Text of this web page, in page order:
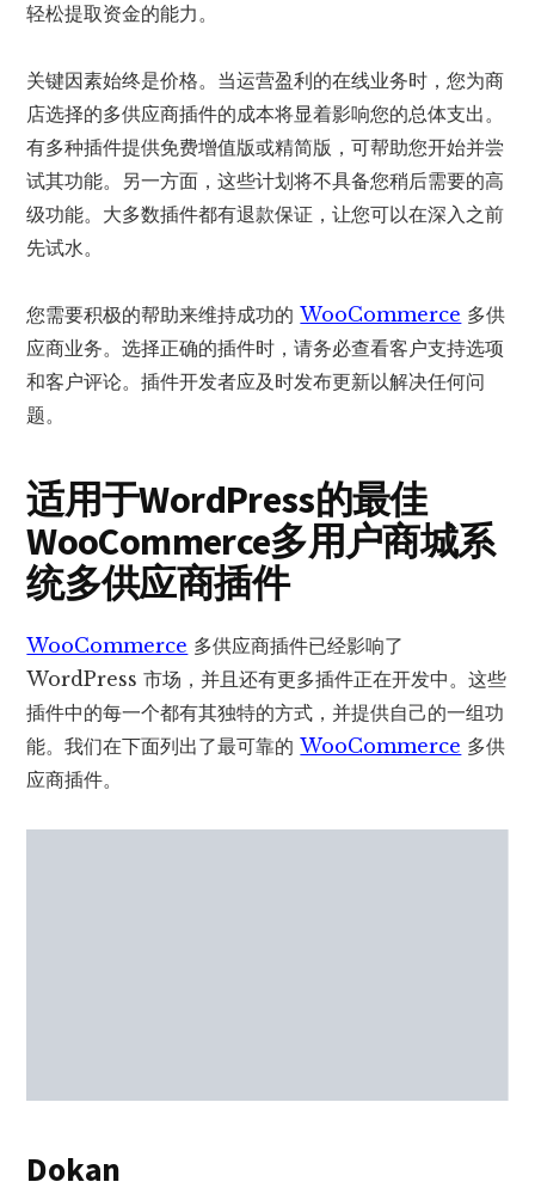
轻松提取资金的能力。
关键因素始终是价格。当运营盈利的在线业务时，您为商
店选择的多供应商插件的成本将显着影响您的总体支出。
有多种插件提供免费增值版或精简版，可帮助您开始并尝
试其功能。另一方面，这些计划将不具备您稍后需要的高
级功能。大多数插件都有退款保证，让您可以在深入之前
先试水。
您需要积极的帮助来维持成功的WooCommerce 多供
应商业务。选择正确的插件时，请务必查看客户支持选项
和客户评论。插件开发者应及时发布更新以解决任何问
题。
适用于WordPress的最佳
WooCommerce多用户商城系
统多供应商插件
WooCommerce 多供应商插件已经影响了
WordPress 市场，并且还有更多插件正在开发中。这些
插件中的每一个都有其独特的方式，并提供自己的一组功
能。我们在下面列出了最可靠的WooCommerce 多供
应商插件。
Dokan